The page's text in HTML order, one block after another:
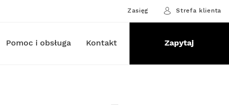
Zasięg Strefa klienta
Pomoc i obsługa Kontakt Zapytaj